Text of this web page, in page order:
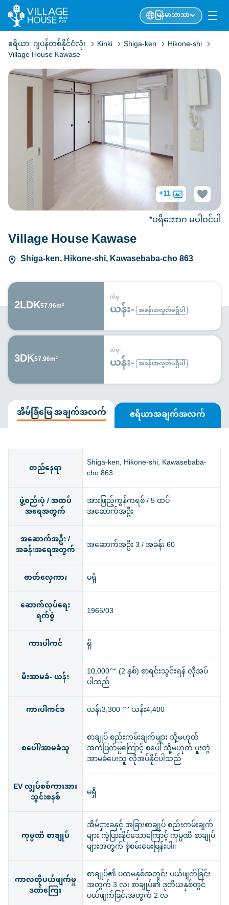
မြန်မာဘာသာ
ဧရိယာ:ဂျပန်တစ်နိုင်ငံလုံး Kinki Shiga-ken Hikone-shi
Village House Kawase
Village House Kawase
Shiga-ken, Hikone-shi, Kawasebaba-cho 863
+11
*ပရိဘောဂ မပါဝင်ပါ
2LDK57.96m²
ထံမှ:
ယန်း- အခန်းအလွတ်မရှိပါ
3DK57.96m²
ထံမှ:
ယန်း- အခန်းအလွတ်မရှိပါ
အိမ်ခြံမြေ အချက်အလက် ဧရိယာအချက်အလက်
တည်နေရာ Shiga-ken, Hikone-shi, Kawasebaba-
cho 863
ဖွဲ့စည်းပုံ / အထပ်
အရေအတွက်
အားဖြည့်ကွန်ကရစ် / 5 ထပ်
အဆောက်အဦး
အဆောက်အဦး /
အခန်းအရေအတွက် အဆောက်အဦး 3 / အခန်း 60
ဓာတ်လှေကား
မရှိ
ဆောက်လုပ်ရေး
ရက်စွဲ 1965/03
ကားပါကင် ရှိ
မီးအာမခံ- ယန်း 10,000～ (2 နှစ်) စာရင်းသွင်းရန် လိုအပ်
ပါသည်
ကားပါကင်ခ
ယန်း3,300 ～ ယန်း4,400
စပေါ်/အာမခံသူ
စာချုပ် စည်းကမ်းချက်များ သို့မဟုတ်
အကဲဖြတ်မှုကြောင့် စပေါ် သို့မဟုတ် ပူးတွဲ
အာမခံပေးသူ လိုအပ်နိုင်ပါသည်
EV လျှပ်စစ်ကားအား
သွင်းစနစ် မရှိ
ကုမ္ပဏီ စာချုပ်
အိမ်ငှားခနှင့် အခြားစာချုပ် စည်းကမ်းချက်
များ ကွဲပြားနိုင်သောကြောင့် ကုမ္ပဏီ စာချုပ်
များအတွက် စုံစမ်းမေးမြန်းပါ။
ကာလတိုပယ်ဖျက်မှု
ဒဏ်ကြေး
စာချုပ်၏ ပထမနှစ်အတွင်း ပယ်ဖျက်ခြင်း
အတွက် 3 လ၊ စာချုပ်၏ ဒုတိယနှစ်တွင်
ပယ်ဖျက်ခြင်းအတွက် 2 လ